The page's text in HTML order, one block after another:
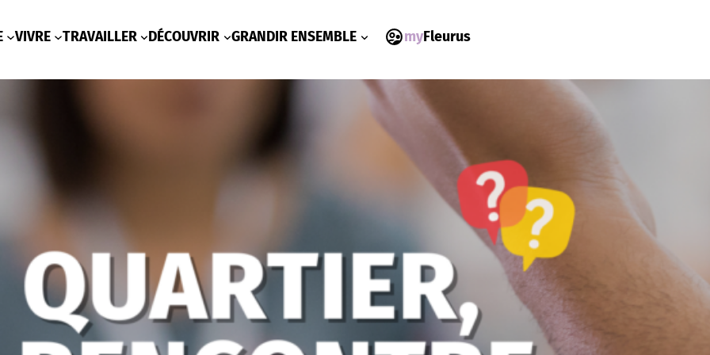
VIVRE TRAVAILLER DÉCOUVRIR GRANDIR ENSEMBLE myFleurus